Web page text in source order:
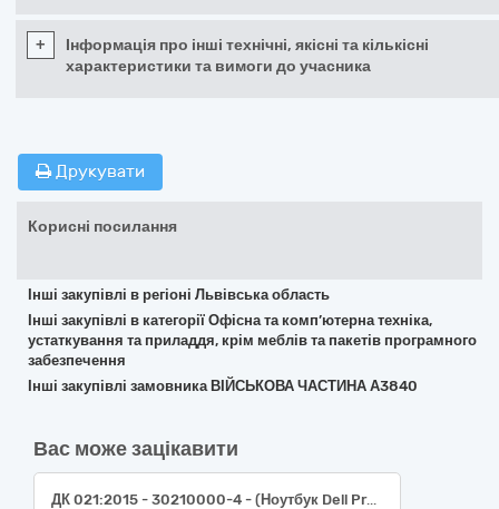
+
Інформація про інші технічні, якісні та кількісні
характеристики та вимоги до учасника
Друкувати
Корисні посилання
Інші закупівлі в регіоні Львівська область
Інші закупівлі в категорії Офісна та комп’ютерна техніка,
устаткування та приладдя, крім меблів та пакетів програмного
забезпечення
Інші закупівлі замовника ВІЙСЬКОВА ЧАСТИНА А3840
Вас може зацікавити
ДК 021:2015 - 30210000-4 - (Ноутбук Dell Pro 15 Essential (PV15250_RPLU_003_M_WP))